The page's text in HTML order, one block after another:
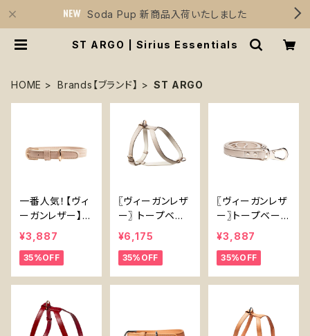
Soda Pup 新商品入荷いたしました
ST ARGO | Sirius Essentials
HOME Brands【ブランド】 ST ARGO
一番人気！【ヴィ
ーガンレザー】ト
ープベージュ首
輪【Vegan Leat
her】 Taupe C
¥3,887
35%OFF
〖ヴィーガンレザ
ー〗 トープベー
ジュハーネス【V
egan Leather
Taupe Harnes
¥6,175
35%OFF
〖ヴィーガンレザ
ー〗トープベー
ジュリード【Veg
an Leather Ta
upe Lead】
¥3,887
35%OFF